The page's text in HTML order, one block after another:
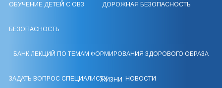
ОБУЧЕНИЕ ДЕТЕЙ С ОВЗ ДОРОЖНАЯ БЕЗОПАСНОСТЬ
БЕЗОПАСНОСТЬ
БАНК ЛЕКЦИЙ ПО ТЕМАМ ФОРМИРОВАНИЯ ЗДОРОВОГО ОБРАЗА
ЖИЗНИ
ЗАДАТЬ ВОПРОС СПЕЦИАЛИСТУ НОВОСТИ